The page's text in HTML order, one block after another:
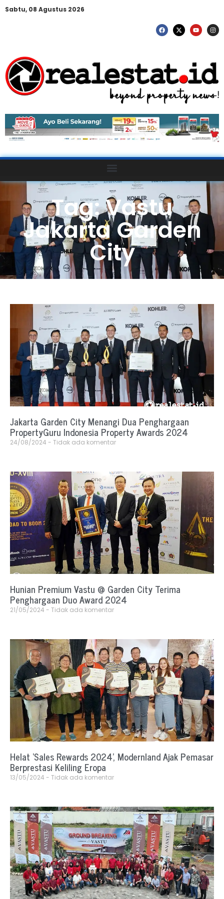
Sabtu, 08 Agustus 2026
Tag: Vastu
Jakarta Garden
City
Jakarta Garden City Menangi Dua Penghargaan
PropertyGuru Indonesia Property Awards 2024
24/08/2024 Tidak ada komentar
Hunian Premium Vastu @ Garden City Terima
Penghargaan Duo Award 2024
21/05/2024 Tidak ada komentar
Helat ‘Sales Rewards 2024’, Modernland Ajak Pemasar
Berprestasi Keliling Eropa
13/05/2024 Tidak ada komentar